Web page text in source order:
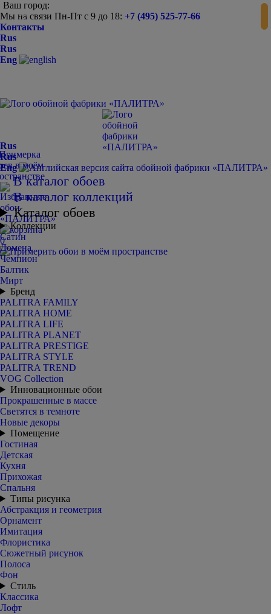
Ваш город:
Мы на связи Пн-Пт с 9 до 18: +7 (495) 525-77-66
Контакты
Rus
Rus
Eng
0
Rus
Rus
Eng
В каталог обоев
В каталог коллекций
Каталог обоев
Коллекции
Сатин
Домена
Чемпион
Балтик
Мирт
Бренд
PALITRA FAMILY
PALITRA HOME
PALITRA LIFE
PALITRA PLANET
PALITRA PRESTIGE
PALITRA STYLE
PALITRA TREND
VOG Collection
Инновационные обои
Прокрашенные в массе
Светятся в темноте
Новые декоры
Помещение
Гостиная
Детская
Кухня
Прихожая
Спальня
Типы рисунка
Абстракция и геометрия
Орнамент
Имитация
Флористика
Сюжетный рисунок
Полоса
Фон
Стиль
Классика
Лофт
-